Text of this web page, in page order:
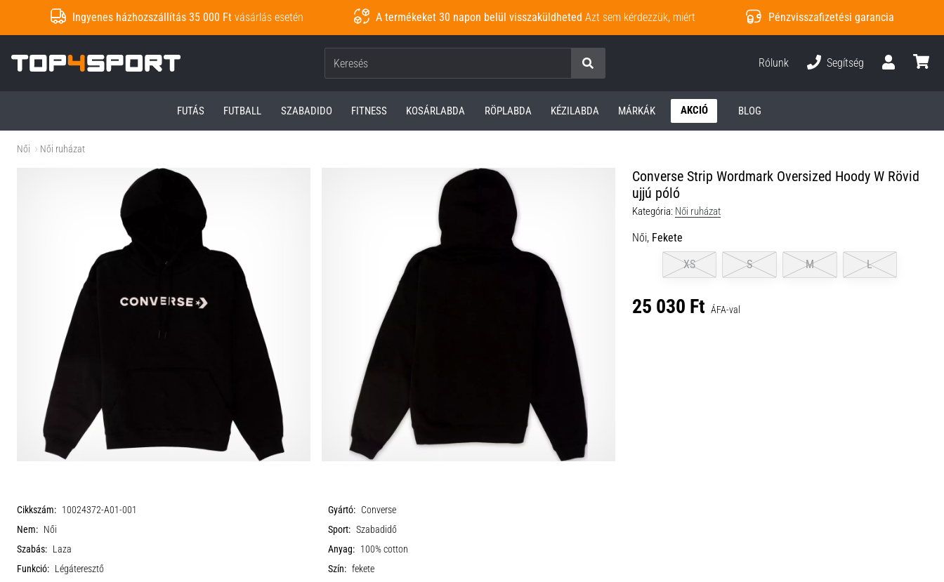
Ingyenes házhozszállítás 35 000 Ft vásárlás esetén A termékeket 30 napon belül visszaküldheted Azt sem kérdezzük, miért Pénzvisszafizetési garancia
Top4Sport.hu
Keresés
Rólunk
Segítség
FUTÁS FUTBALL SZABADIDO FITNESS KOSÁRLABDA RÖPLABDA KÉZILABDA MÁRKÁK AKCIÓ BLOG
Női Női ruházat
Converse Strip Wordmark Oversized Hoody W Rövid
ujjú póló
Kategória: Női ruházat
Női, Fekete
XS
S M L
25 030 Ft ÁFA-val
Cikkszám: 10024372-A01-001 Gyártó: Converse
Nem: Női Sport: Szabadidő
Szabás: Laza Anyag: 100% cotton
Funkció: Légáteresztő Szín: fekete